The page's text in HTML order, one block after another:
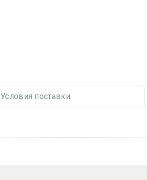
Условия поставки